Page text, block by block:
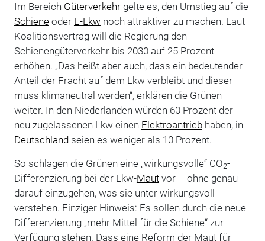
Im Bereich Güterverkehrgelte es, den Umstieg auf die
Schieneoder E-Lkw noch attraktiver zu machen. Laut
Koalitionsvertrag will die Regierung den
Schienengüterverkehr bis 2030 auf 25 Prozent
erhöhen. „Das heißt aber auch, dass ein bedeutender
Anteil der Fracht auf dem Lkw verbleibt und dieser
muss klimaneutral werden“, erklären die Grünen
weiter. In den Niederlanden würden 60 Prozent der
neu zugelassenen Lkw einen Elektroantriebhaben, in
Deutschland seien es weniger als 10 Prozent.
So schlagen die Grünen eine „wirkungsvolle“ CO2-
Differenzierung bei der Lkw-Mautvor – ohne genau
darauf einzugehen, was sie unter wirkungsvoll
verstehen. Einziger Hinweis: Es sollen durch die neue
Differenzierung „mehr Mittel für die Schiene“ zur
Verfügung stehen. Dass eine Reform der Maut für